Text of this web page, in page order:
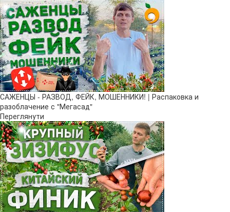
САЖЕНЦЫ - РАЗВОД, ФЕЙК, МОШЕННИКИ! | Распаковка и
разоблачение с "Мегасад"
Переглянути